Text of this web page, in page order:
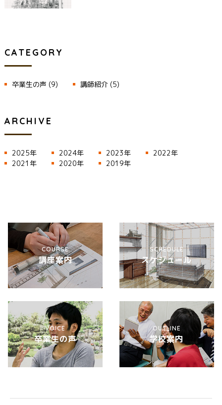
CATEGORY
卒業生の声 (9) 講師紹介(5)
ARCHIVE
2025年 2024年 2023年
2022年
2021年
2020年 2019年
COURSE
講座案内
SCHEDULE
スケジュール
VOICE
卒業生の声
OUTLINE
学校案内